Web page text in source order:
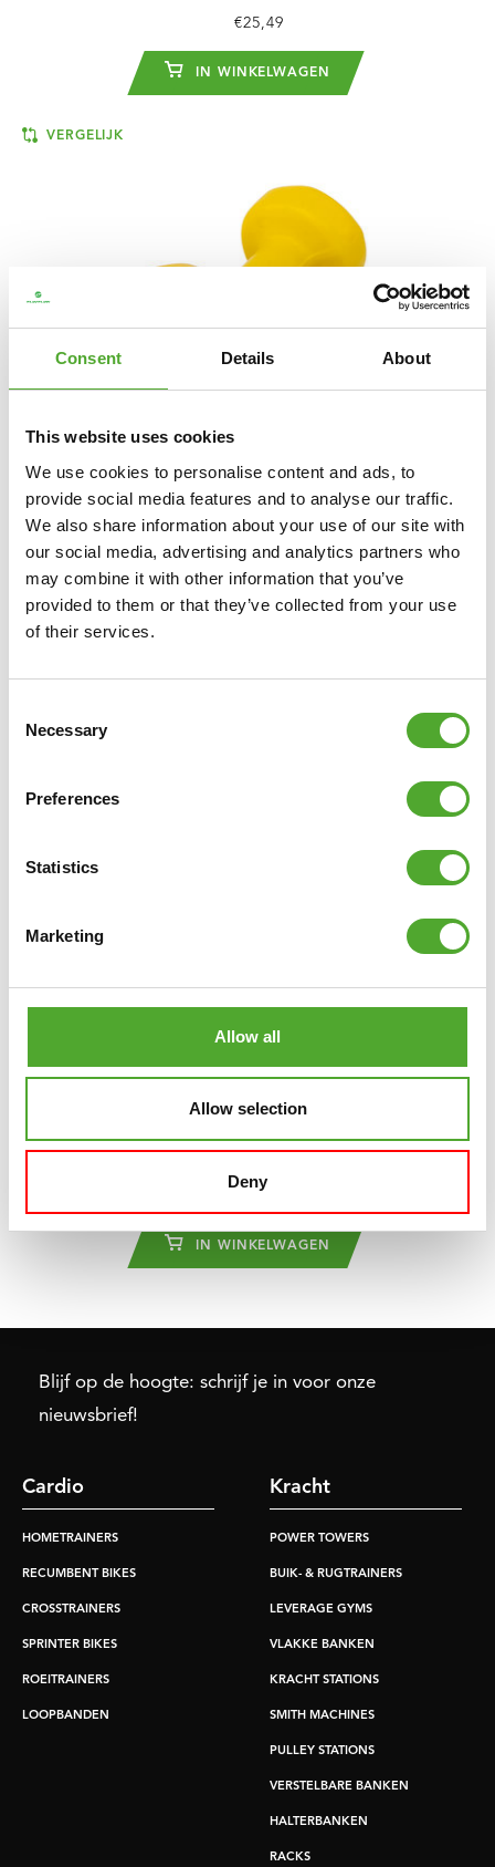
Consent Details About
This website uses cookies
We use cookies to personalise content and ads, to
provide social media features and to analyse our traffic.
We also share information about your use of our site with
our social media, advertising and analytics partners who
may combine it with other information that you’ve
provided to them or that they’ve collected from your use
of their services.
Selection
Necessary
Preferences
Statistics
Marketing
Allow all
Allow selection
Deny
€25,49
IN WINKELWAGEN
VERGELIJK
TUNTURI DUMBBELLS - VINYL 1,5KG
€12,99
DUMBBELLS - VINYL 1,0KG
€9,49
IN WINKELWAGEN
Blijf op de hoogte: schrijf je in voor onze
nieuwsbrief!
Cardio
HOMETRAINERS
RECUMBENT BIKES
CROSSTRAINERS
SPRINTER BIKES
ROEITRAINERS
LOOPBANDEN
Kracht
POWER TOWERS
BUIK- & RUGTRAINERS
LEVERAGE GYMS
VLAKKE BANKEN
KRACHT STATIONS
SMITH MACHINES
PULLEY STATIONS
VERSTELBARE BANKEN
HALTERBANKEN
RACKS